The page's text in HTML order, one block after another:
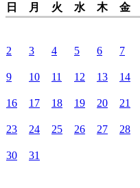
日 月 火 水 木 金
2 3 4 5 6 7
9 10 11 12 13 14
16 17 18 19 20 21
23 24 25 26 27 28
30 31